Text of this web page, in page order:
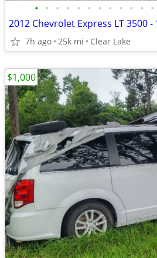
• • • • • • • • • • • •
7h ago 25k mi Clear Lake
$1,000